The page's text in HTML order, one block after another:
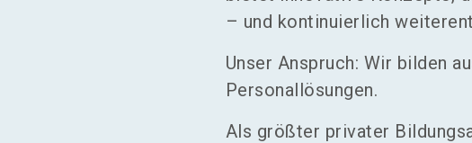
– und kontinuierlich
Unser Anspruch: Wir bilden
Personallösungen.
Als größter privater